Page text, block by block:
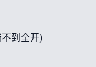
到全开)